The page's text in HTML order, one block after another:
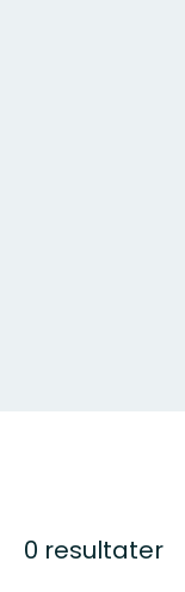
0 resultater